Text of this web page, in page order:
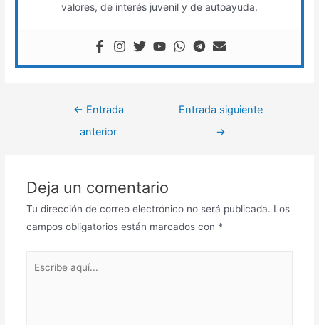
valores, de interés juvenil y de autoayuda.
← Entrada
anterior
Entrada siguiente
→
Deja un comentario
Tu dirección de correo electrónico no será publicada. Los
campos obligatorios están marcados con *